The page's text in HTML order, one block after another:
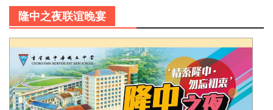
隆中之夜联谊晚宴